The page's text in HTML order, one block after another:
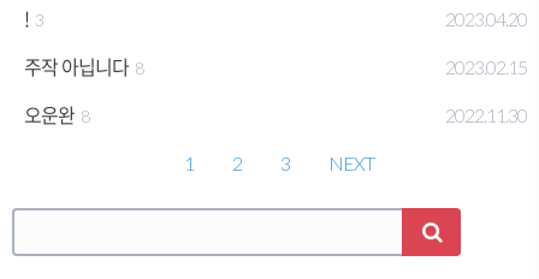
! 3 2023.04.20
주작 아닙니다 8 2023.02.15
오운완 8 2022.11.30
1 2 3 NEXT